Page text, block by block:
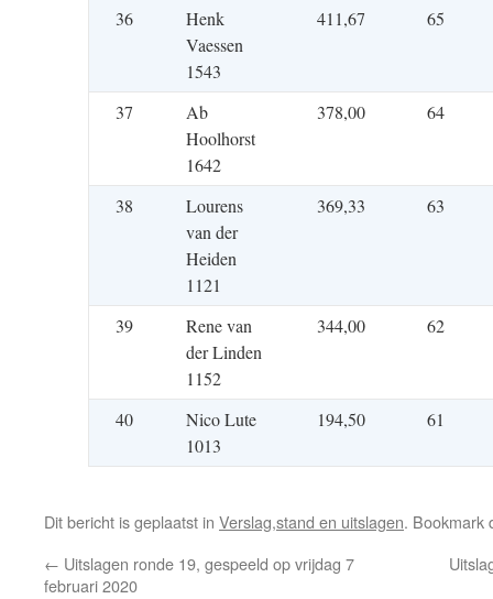
36
Henk
Vaessen
1543
411,67 65
37
Ab
Hoolhorst
1642
378,00 64
38
Lourens
van der
Heiden
1121
369,33 63
39
Rene van
der Linden
1152
344,00 62
40
Nico Lute
1013
194,50 61
Dit bericht is geplaatst in Verslag,stand en uitslagen. Bookmark
← Uitslagen ronde 19, gespeeld op vrijdag 7
februari 2020